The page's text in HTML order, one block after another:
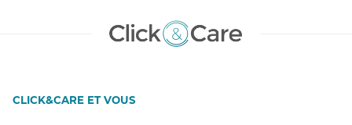
CLICK&CARE ET VOUS